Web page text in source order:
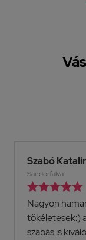
Szabó
Sándorfalva

Nagyon
tökéletesek:)
szabás is